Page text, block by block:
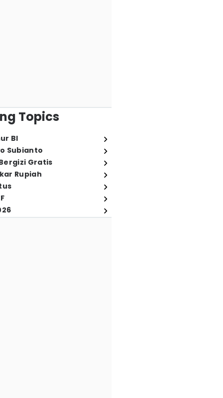
Topics
BI
Subianto
Gratis
Rupiah